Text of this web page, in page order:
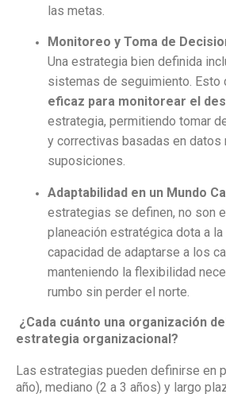
las metas.
Monitoreo y Toma de
Una estrategia bien definida
sistemas de seguimiento. Esto
eficaz para monitorear el
estrategia, permitiendo tomar
y correctivas basadas en datos
suposiciones.
Adaptabilidad en un Mundo
estrategias se definen, no son
planeación estratégica dota a
capacidad de adaptarse a los
manteniendo la flexibilidad
rumbo sin perder el norte.
¿Cada cuánto una organización
estrategia organizacional?
Las estrategias pueden definirse en
año), mediano (2 a 3 años) y largo